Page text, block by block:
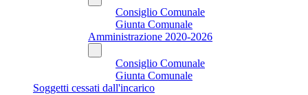
Consiglio Comunale
Giunta Comunale
Amministrazione 2020-2026
Consiglio Comunale
Giunta Comunale
Soggetti cessati dall'incarico